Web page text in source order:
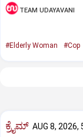
TEAM UDAYAVANI
#Elderly Woman #Cop
ಕ್ರೈಮ್ AUG 8, 2026,